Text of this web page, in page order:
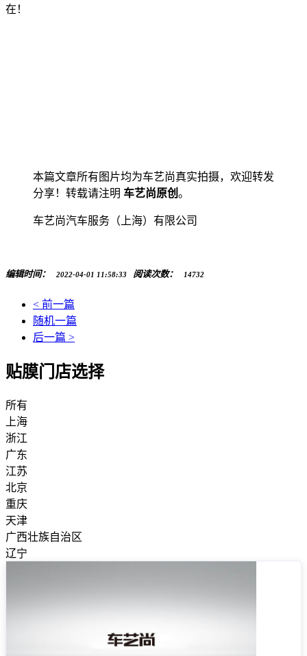
在！
本篇文章所有图片均为车艺尚真实拍摄，欢迎转发
分享！转载请注明 车艺尚原创 。
车艺尚汽车服务（上海）有限公司
编辑时间： 2022-04-01 11:58:33 阅读次数： 14732
< 前一篇
随机一篇
后一篇 >
贴膜门店选择
所有
上海
浙江
广东
江苏
北京
重庆
天津
广西壮族自治区
辽宁